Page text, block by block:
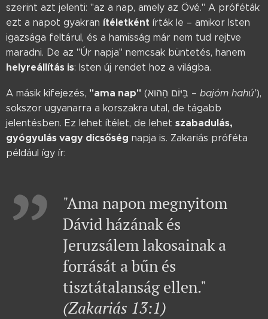
szerint azt jelenti: "az a nap, amely az Övé." A próféták
ezt a napot gyakran ítéletként írták le – amikor Isten
igazsága feltárul, és a hamisság már nem tud rejtve
maradni. De az "Úr napja" nemcsak büntetés, hanem
helyreállítás is: Isten új rendet hoz a világba.
A másik kifejezés, "ama nap" (בַּיּוֹם הַהוּא – bajóm hahú'),
sokszor ugyanarra a korszakra utal, de tágabb
jelentésben. Ez lehet ítélet, de lehet szabadulás,
gyógyulás vagy dicsőség napja is. Zakariás próféta
például így ír:
"Ama napon megnyitom
Dávid házának és
Jeruzsálem lakosainak a
forrását a bűn és
tisztátalanság ellen."
(Zakariás 13:1)